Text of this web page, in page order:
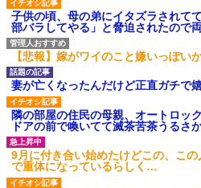
子供の頃、母の弟にイタズラされて
部バラしてやる」と脅迫されたので
【悲報】嫁がワイのこと嫌いっぽい
妻が亡くなったんだけど正直ガチで
隣の部屋の住民の母親、オートロッ
ドアの前で喚いてて滅茶苦茶うるさか
9月に付き合い始めたけどこの、こ
で重体になっているらしく…